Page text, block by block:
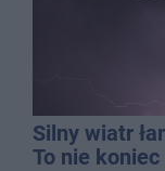
Silny wiatr
To nie